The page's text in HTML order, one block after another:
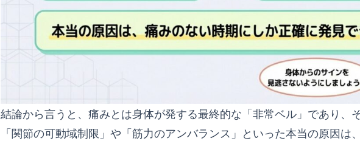
結論から言うと、痛みとは身体が発する最終的な「非常ベル」であり、
「関節の可動域制限」や「筋力のアンバランス」といった本当の原因は